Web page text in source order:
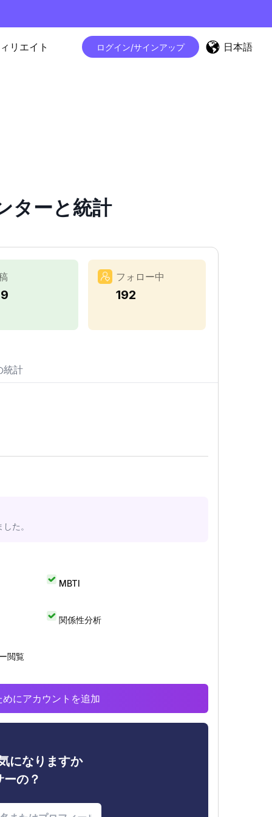
リエイト ログイン/サインアップ 日本語
ターと統計
フォロー中
192
統計
た。
MBTI
関係性分析
閲覧
にアカウントを追加
になりますか
の？